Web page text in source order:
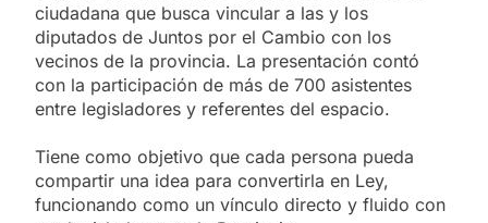
ciudadana que busca vincular a las y los
diputados de Juntos por el Cambio con los
vecinos de la provincia. La presentación contó
con la participación de más de 700 asistentes
entre legisladores y referentes del espacio.
Tiene como objetivo que cada persona pueda
compartir una idea para convertirla en Ley,
funcionando como un vínculo directo y fluido con